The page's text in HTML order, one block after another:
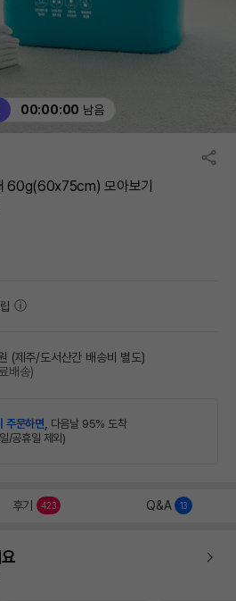
00:00:00 남음
60g(60x75cm) 모아보기
(제주/도서산간 배송비 별도)
배송)
주문하면, 다음날 95% 도착
/공휴일 제외)
후기 423 Q&A 13